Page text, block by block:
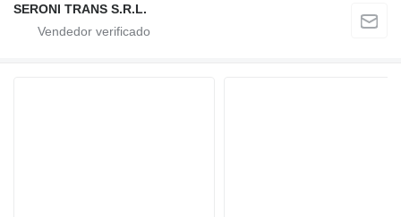
SERONI TRANS S.R.L.